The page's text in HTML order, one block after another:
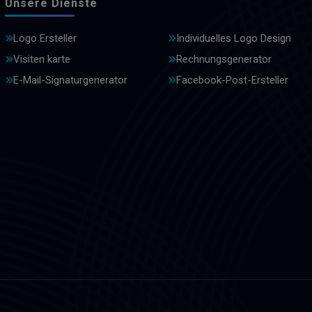
Unsere Dienste
Logo Ersteller
Individuelles Logo Design
Visiten karte
Rechnungsgenerator
E-Mail-Signaturgenerator
Facebook-Post-Ersteller